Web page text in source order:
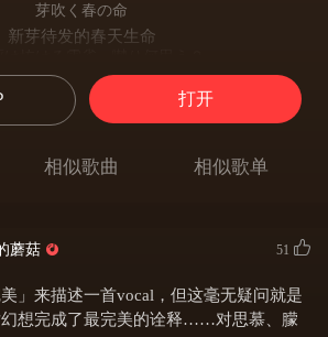
芽吹く春の命
新芽待发的春天生命
空的云雀婉转叫着思念何事？
そよぐ風を纏う
缠着荡漾的微风
淡红的飞雪
懐かしい香り
忘れられぬ景色
无法忘怀的景色
打开
相似歌曲 相似歌单
蘑菇 51
」来描述一首vocal，但这毫无疑问就是
想完成了最完美的诠释……对思慕、朦